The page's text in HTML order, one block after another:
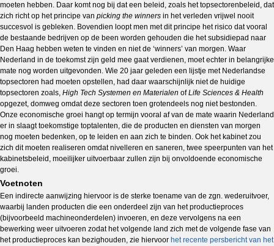
moeten hebben. Daar komt nog bij dat een beleid, zoals het topsectorenbeleid, dat
zich richt op het principe van picking the winners in het verleden vrijwel nooit
succesvol is gebleken. Bovendien loopt men met dit principe het risico dat vooral
de bestaande bedrijven op de been worden gehouden die het subsidiepad naar
Den Haag hebben weten te vinden en niet de ‘winners’ van morgen. Waar
Nederland in de toekomst zijn geld mee gaat verdienen, moet echter in belangrijke
mate nog worden uitgevonden. Wie 20 jaar geleden een lijstje met Nederlandse
topsectoren had moeten opstellen, had daar waarschijnlijk niet de huidige
topsectoren zoals, High Tech Systemen en Materialen ofLife Sciences & Health
opgezet, domweg omdat deze sectoren toen grotendeels nog niet bestonden.
Onze economische groei hangt op termijn vooral af van de mate waarin Nederland
er in slaagt toekomstige toptalenten, die de producten en diensten van morgen
nog moeten bedenken, op te leiden en aan zich te binden. Ook het kabinet zou
zich dit moeten realiseren omdat nivelleren en saneren, twee speerpunten van het
kabinetsbeleid, moeilijker uitvoerbaar zullen zijn bij onvoldoende economische
groei.
Voetnoten
Een indirecte aanwijzing hiervoor is de sterke toename van de zgn. wederuitvoer,
waarbij landen producten die een onderdeel zijn van het productieproces
(bijvoorbeeld machineonderdelen) invoeren, en deze vervolgens na een
bewerking weer uitvoeren zodat het volgende land zich met de volgende fase van
het productieproces kan bezighouden, zie hiervoor het recente persbericht van het